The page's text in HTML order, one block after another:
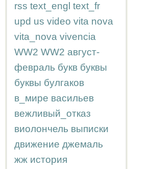
rss text_engl text_fr
upd us video vita nova
vita_nova vivencia
WW2 WW2 август-
февраль букв буквы
буквы булгаков
в_мире васильев
вежливый_отказ
виолончель выписки
движение джемаль
жж история